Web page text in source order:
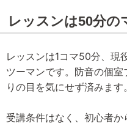
レッスンは50分の
レッスンは1コマ50分、現
ツーマンです。防音の個
りの目を気にせず済みます。
受講条件はなく、初心者